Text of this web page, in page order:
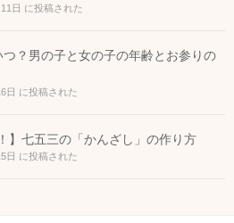
日 に投稿された
つ？男の子と女の子の年齢とお参りの
日 に投稿された
】七五三の「かんざし」の作り方
日 に投稿された